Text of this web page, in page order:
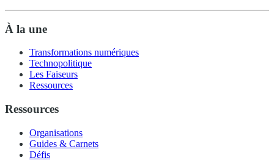
À la une
Transformations numériques
Technopolitique
Les Faiseurs
Ressources
Ressources
Organisations
Guides & Carnets
Défis